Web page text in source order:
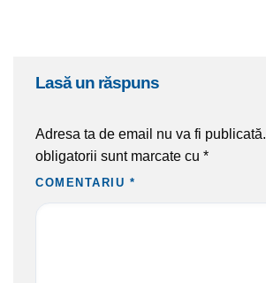
lasă un răspuns
Adresa ta de email nu va fi publicată.
obligatorii sunt marcate cu *
COMENTARIU *